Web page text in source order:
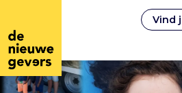
Vind